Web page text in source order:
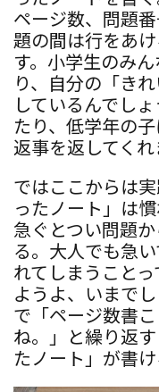
ページ数、問題
題の間は行をあ
す。小学生のみ
り、自分の「き
しているんでし
たり、低学年の
返事を返してくれ
ではここからは
ったノート」は
急ぐとつい問題
る。大人でも急
れてしまうこと
ようよ、いまで
で「ページ数書
ね。」と繰り返
たノート」が書け